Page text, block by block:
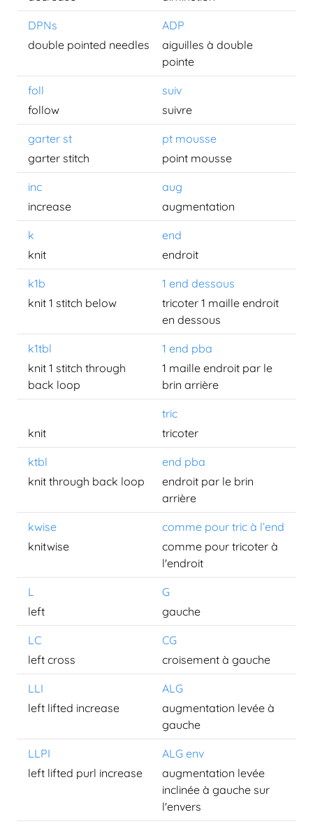
DPNs
ADP
double pointed needles
aiguilles à double
pointe
foll
suiv
follow
suivre
garter st
pt mousse
garter stitch
point mousse
inc
aug
increase
augmentation
k
end
knit
endroit
k1b
1 end dessous
knit 1 stitch below
tricoter 1 maille endroit
en dessous
k1tbl
1 end pba
knit 1 stitch through
back loop
1 maille endroit par le
brin arrière
tric
knit
tricoter
ktbl
end pba
knit through back loop
endroit par le brin
arrière
kwise
comme pour tric à l’end
knitwise
comme pour tricoter à
l'endroit
L
G
left
gauche
LC
CG
left cross
croisement à gauche
LLI
ALG
left lifted increase
augmentation levée à
gauche
LLPI
ALG env
left lifted purl increase
augmentation levée
inclinée à gauche sur
l'envers